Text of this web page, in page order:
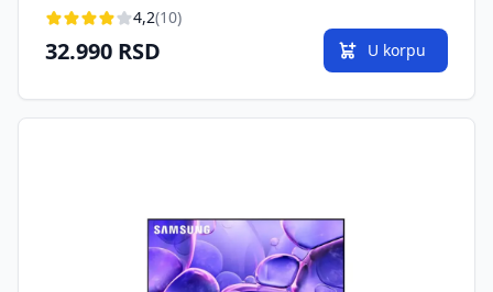
4,2(10)
32.990 RSD U korpu